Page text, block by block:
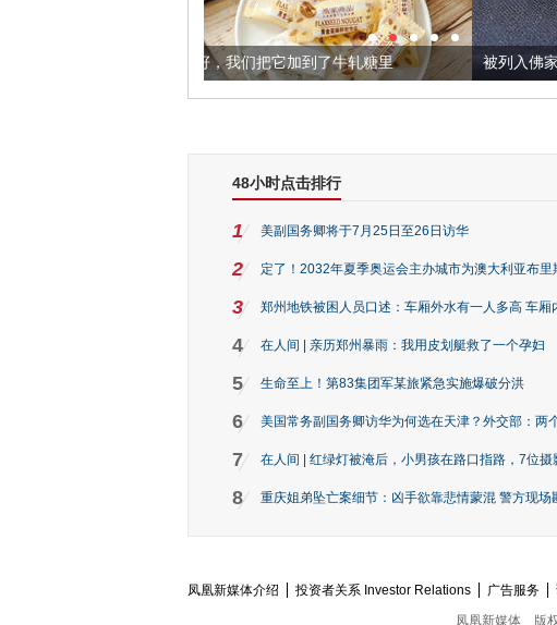
的黄金亚麻籽，我们把它加到了牛轧糖里 被列入佛家七宝的它到底有
48小时点击排行
1 美副国务卿将于7月25日至26日访华
2 定了！2032年夏季奥运会主办城市为澳大利亚布里
3 郑州地铁被困人员口述：车厢外水有一人多高 车厢
4 在人间 | 亲历郑州暴雨：我用皮划艇救了一个孕妇
5 生命至上！第83集团军某旅紧急实施爆破分洪
6 美国常务副国务卿访华为何选在天津？外交部：两
7 在人间 | 红绿灯被淹后，小男孩在路口指路，7位摄
8 重庆姐弟坠亡案细节：凶手欲靠悲情蒙混 警方现场
凤凰新媒体介绍 投资者关系 Investor Relations 广告服务
凤凰新媒体
版